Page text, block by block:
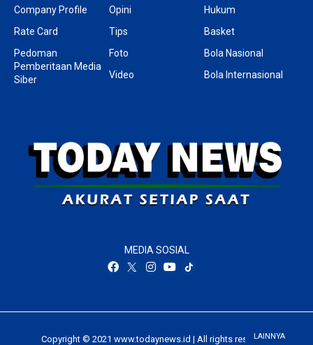
LAINNYA
Company Profile
Rate Card
Pedoman
Pemberitaan Media
Siber
Opini
Tips
Foto
Video
Hukum
Basket
Bola Nasional
Bola Internasional
MEDIA SOSIAL
Copyright © 2021 www.todaynews.id | All rights reserved.